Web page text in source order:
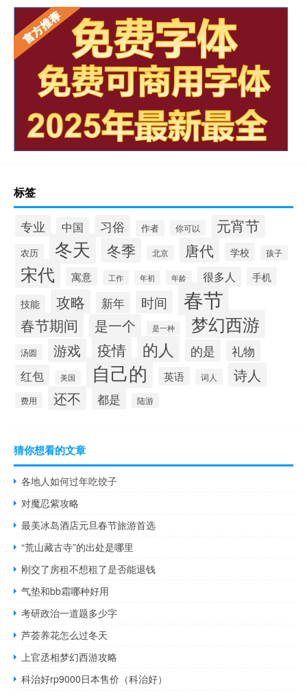
标签
专业 中国 习俗 作者 你可以 元宵节
农历 冬天 冬季 北京 唐代 学校 孩子
宋代 寓意 工作 年初 年龄 很多人 手机
技能 攻略 新年 时间 春节
春节期间 是一个 是一种 梦幻西游
汤圆 游戏 疫情 的人 的是
礼物
红包
美国 自己的 英语 词人 诗人
费用 还不 都是 陆游
猜你想看的文章
各地人如何过年吃饺子
对魔忍紫攻略
最美冰岛酒店元旦春节旅游首选
“荒山藏古寺”的出处是哪里
刚交了房租不想租了是否能退钱
气垫和bb霜哪种好用
考研政治一道题多少字
芦荟养花怎么过冬天
上官丞相梦幻西游攻略
科治好rp9000日本售价（科治好）